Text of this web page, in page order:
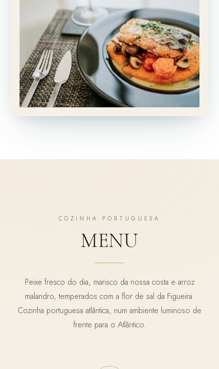
COZINHA PORTUGUESA
MENU
Peixe fresco do dia, marisco da nossa costa e arroz
malandro, temperados com a flor de sal da Figueira.
Cozinha portuguesa atlântica, num ambiente luminoso de
frente para o Atlântico.